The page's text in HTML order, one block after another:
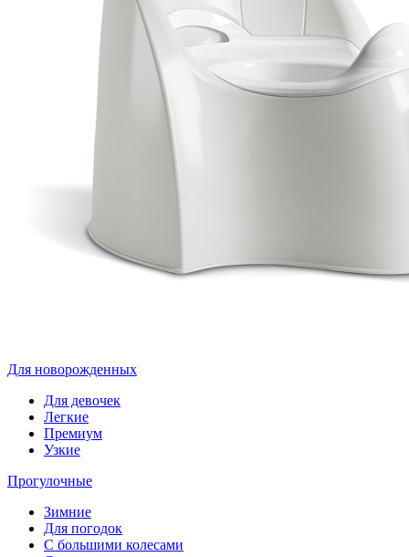
Для новорожденных
Для девочек
Легкие
Премиум
Узкие
Прогулочные
Зимние
Для погодок
С большими колесами